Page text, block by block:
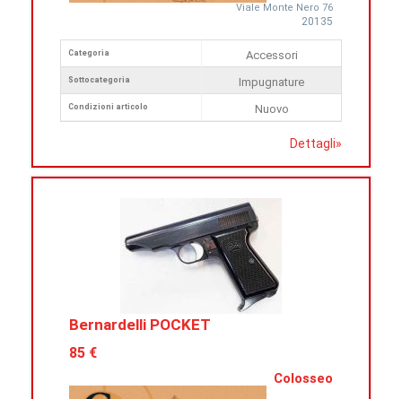
Viale Monte Nero 76
20135
Categoria
Sottocategoria
Condizioni articolo
Accessori
Impugnature
Nuovo
Dettagli»
Bernardelli POCKET
85 €
Colosseo